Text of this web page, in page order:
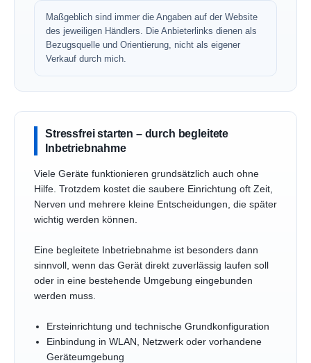
Maßgeblich sind immer die Angaben auf der Website
des jeweiligen Händlers. Die Anbieterlinks dienen als
Bezugsquelle und Orientierung, nicht als eigener
Verkauf durch mich.
Stressfrei starten – durch begleitete
Inbetriebnahme
Viele Geräte funktionieren grundsätzlich auch ohne
Hilfe. Trotzdem kostet die saubere Einrichtung oft Zeit,
Nerven und mehrere kleine Entscheidungen, die später
wichtig werden können.
Eine begleitete Inbetriebnahme ist besonders dann
sinnvoll, wenn das Gerät direkt zuverlässig laufen soll
oder in eine bestehende Umgebung eingebunden
werden muss.
Ersteinrichtung und technische Grundkonfiguration
Einbindung in WLAN, Netzwerk oder vorhandene
Geräteumgebung